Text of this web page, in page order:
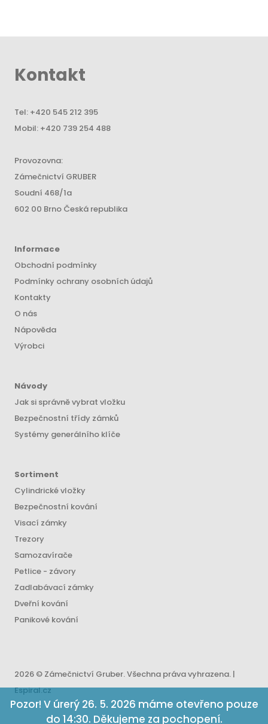
Pozor! V úrerý 26. 5. 2026 máme otevřeno pouze
do 14:30. Děkujeme za pochopení.
Kontakt
Tel: +420 545 212 395
Mobil: +420 739 254 488
Provozovna:
Zámečnictví GRUBER
Soudní 468/1a
602 00 Brno Česká republika
Informace
Obchodní podmínky
Podmínky ochrany osobních údajů
Kontakty
O nás
Nápověda
Výrobci
Návody
Jak si správně vybrat vložku
Bezpečnostní třídy zámků
Systémy generálního klíče
Sortiment
Cylindrické vložky
Bezpečnostní kování
Visací zámky
Trezory
Samozavírače
Petlice - závory
Zadlabávací zámky
Dveřní kování
Panikové kování
2026 © Zámečnictví Gruber. Všechna práva vyhrazena. |
Espiral.cz